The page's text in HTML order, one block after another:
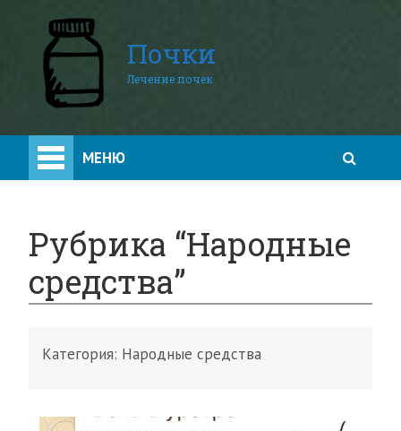
Почки
Лечение почек
МЕНЮ
Рубрика “Народные
средства”
Категория: Народные средства